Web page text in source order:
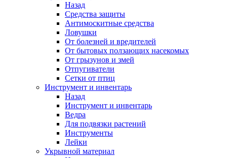
Назад
Средства защиты
Антимоскитные средства
Ловушки
От болезней и вредителей
От бытовых ползающих насекомых
От грызунов и змей
Отпугиватели
Сетки от птиц
Инструмент и инвентарь
Назад
Инструмент и инвентарь
Ведра
Для подвязки растений
Инструменты
Лейки
Укрывной материал